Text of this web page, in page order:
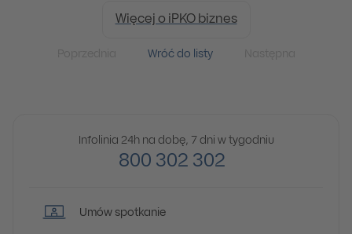
Więcej o iPKO biznes
Wróć do listy
Infolinia 24h na dobę, 7 dni w tygodniu
800 302 302
Umów spotkanie